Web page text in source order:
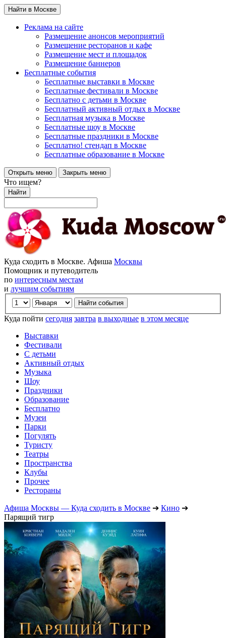
Найти в Москве
Реклама на сайте
Размещение анонсов мероприятий
Размещение ресторанов и кафе
Размещение мест и площадок
Размещение баннеров
Бесплатные события
Бесплатные выставки в Москве
Бесплатные фестивали в Москве
Бесплатно с детьми в Москве
Бесплатный активный отдых в Москве
Бесплатная музыка в Москве
Бесплатные шоу в Москве
Бесплатные праздники в Москве
Бесплатно! стендап в Москве
Бесплатные образование в Москве
Открыть меню Закрыть меню
Что ищем?
Найти
Куда сходить в Москве. Афиша Москвы
Помощник и путеводитель
по интересным местам
и лучшим событиям
Куда пойти сегодня завтра в выходные в этом месяце
Выставки
Фестивали
С детьми
Активный отдых
Музыка
Шоу
Праздники
Образование
Бесплатно
Музеи
Парки
Погулять
Туристу
Театры
Пространства
Клубы
Прочее
Рестораны
Афиша Москвы — Куда сходить в Москве ➔ Кино ➔
Парящий тигр